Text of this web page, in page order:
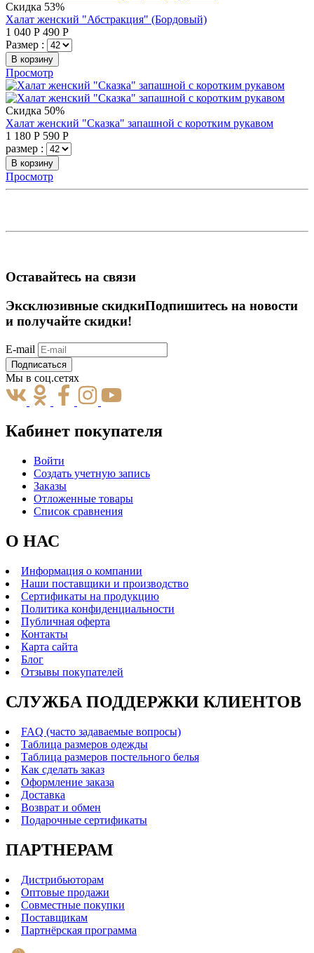
Скидка 53%
Халат женский "Абстракция" (Бордовый)
1 040 Р 490 Р
Размер :
В корзину
Просмотр
Скидка 50%
Халат женский "Сказка" запашной с коротким рукавом
1 180 Р 590 Р
размер :
В корзину
Просмотр
Оставайтесь на связи
Эксклюзивные скидкиПодпишитесь на новости
и получайте скидки!
E-mail
Подписаться
Мы в соц.сетях
Кабинет покупателя
Войти
Создать учетную запись
Заказы
Отложенные товары
Список сравнения
О НАС
Информация о компании
Наши поставщики и производство
Сертификаты на продукцию
Политика конфиденциальности
Публичная оферта
Контакты
Карта сайта
Блог
Отзывы покупателей
СЛУЖБА ПОДДЕРЖКИ КЛИЕНТОВ
FAQ (часто задаваемые вопросы)
Таблица размеров одежды
Таблица размеров постельного белья
Как сделать заказ
Оформление заказа
Доставка
Возврат и обмен
Подарочные сертификаты
ПАРТНЕРАМ
Дистрибьюторам
Оптовые продажи
Совместные покупки
Поставщикам
Партнёрская программа